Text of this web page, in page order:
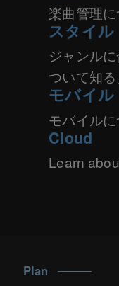
楽曲管理
スタイル
ジャンル
ついて知る
モバイル
モバイル
Cloud
Learn
Plan